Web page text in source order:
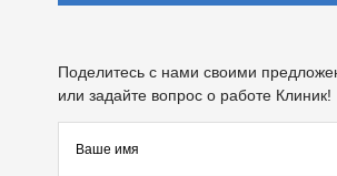
Поделитесь с нами своими
или задайте вопрос о работе Клиник!